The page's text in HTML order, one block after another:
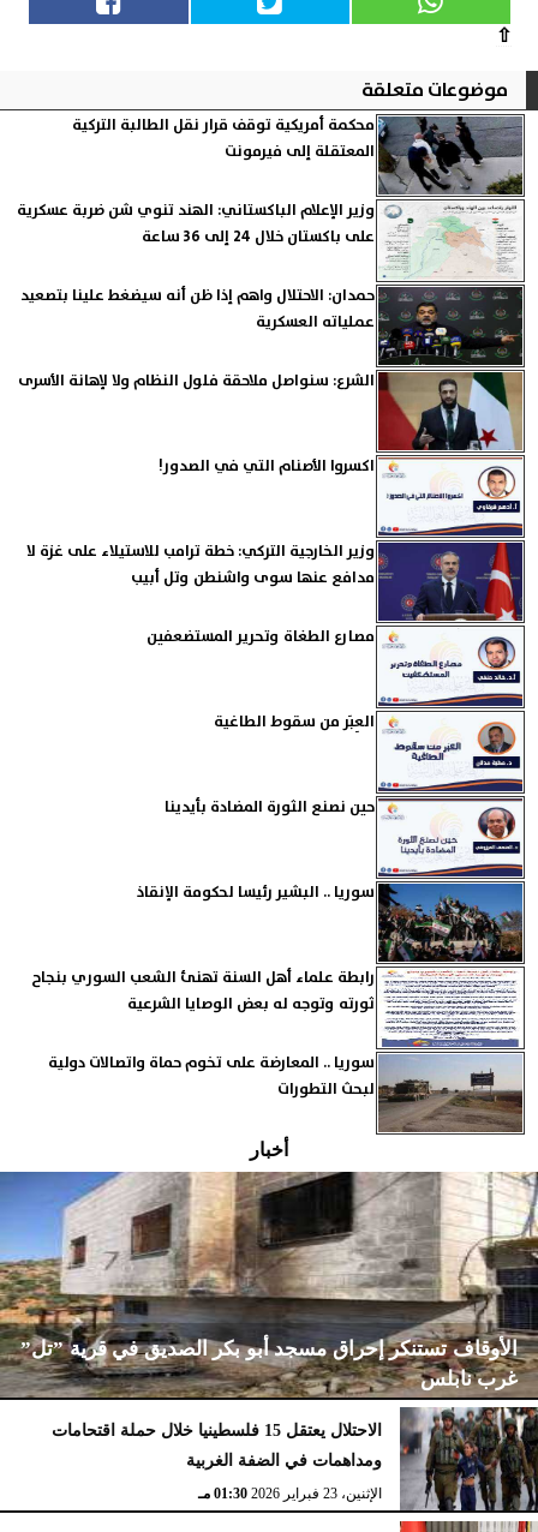
⇧
موضوعات متعلقة
محكمة أمريكية توقف قرار نقل الطالبة التركية
المعتقلة إلى فيرمونت
وزير الإعلام الباكستاني: الهند تنوي شن ضربة عسكرية
على باكستان خلال 24 إلى 36 ساعة
حمدان: الاحتلال واهم إذا ظن أنه سيضغط علينا بتصعيد
عملياته العسكرية
الشرع: سنواصل ملاحقة فلول النظام ولا لإهانة الأسرى
اكسروا الأصنام التي في الصدور!
وزير الخارجية التركي: خطة ترامب للاستيلاء على غزة لا
مدافع عنها سوى واشنطن وتل أبيب
مصارع الطغاة وتحرير المستضعفين
العِبَر من سقوط الطاغية
حين نصنع الثورة المضادة بأيدينا
سوريا .. البشير رئيسا لحكومة الإنقاذ
رابطة علماء أهل السنة تهنئ الشعب السوري بنجاح
ثورته وتوجه له بعض الوصايا الشرعية
سوريا .. المعارضة على تخوم حماة واتصالات دولية
لبحث التطورات
أخبار
الأوقاف تستنكر إحراق مسجد أبو بكر الصديق في قرية ”تل”
غرب نابلس
الإثنين، 23 فبراير 2026 02:15 مـ
الاحتلال يعتقل 15 فلسطينيا خلال حملة اقتحامات
ومداهمات في الضفة الغربية
الإثنين، 23 فبراير 2026 01:30 مـ